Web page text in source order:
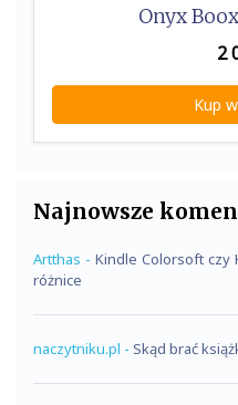
Onyx
2
Kup
Najnowsze
Artthas - Kindle Colorsoft czy
różnice
naczytniku.pl - Skąd brać